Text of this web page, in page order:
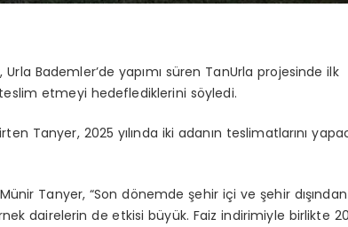
Bademler’de yapımı süren TanUrla projesinde ilk
teslim etmeyi hedeflediklerini söyledi.
Tanyer, 2025 yılında iki adanın teslimatlarını
Tanyer, “Son dönemde şehir içi ve şehir
dairelerin de etkisi büyük. Faiz indirimiyle birlikte